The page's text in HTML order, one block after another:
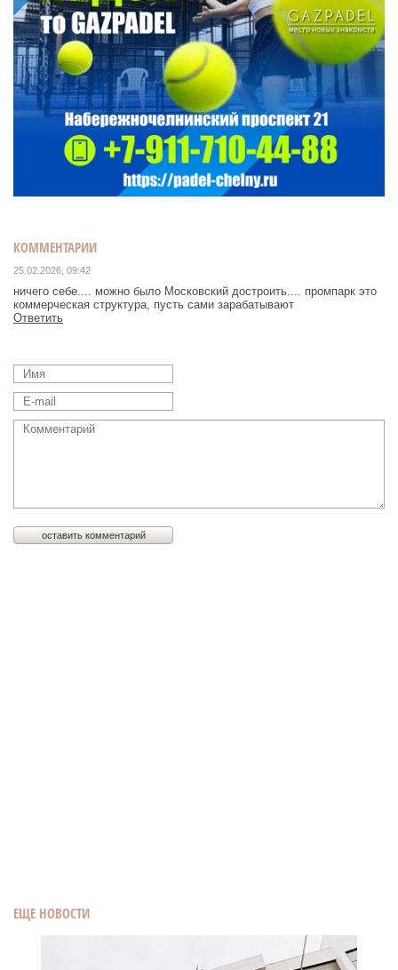
ЕЩЕ НОВОСТИ
КОММЕНТАРИИ
25.02.2026, 09:42
ничего себе.... можно было Московский достроить.... промпарк это
коммерческая структура, пусть сами зарабатывают
Ответить